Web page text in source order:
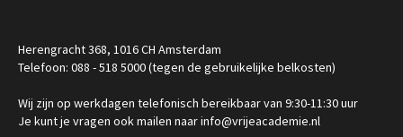
Herengracht 368, 1016 CH Amsterdam
Telefoon: 088 - 518 5000 (tegen de gebruikelijke belkosten)
Wij zijn op werkdagen telefonisch bereikbaar van 9:30-11:30 uur
Je kunt je vragen ook mailen naar info@vrijeacademie.nl